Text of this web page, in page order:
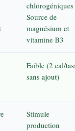
chlorogéniques
Source de
magnésium et
vitamine B3
Faible (2 cal/
sans ajout)
Stimule
production